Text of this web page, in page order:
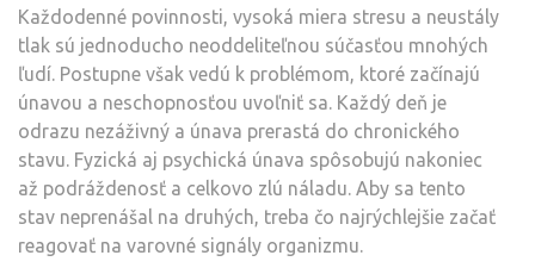
Každodenné povinnosti, vysoká miera stresu a neustály
tlak sú jednoducho neoddeliteľnou súčasťou mnohých
ľudí. Postupne však vedú k problémom, ktoré začínajú
únavou a neschopnosťou uvoľniť sa. Každý deň je
odrazu nezáživný a únava prerastá do chronického
stavu. Fyzická aj psychická únava spôsobujú nakoniec
až podráždenosť a celkovo zlú náladu. Aby sa tento
stav neprenášal na druhých, treba čo najrýchlejšie začať
reagovať na varovné signály organizmu.